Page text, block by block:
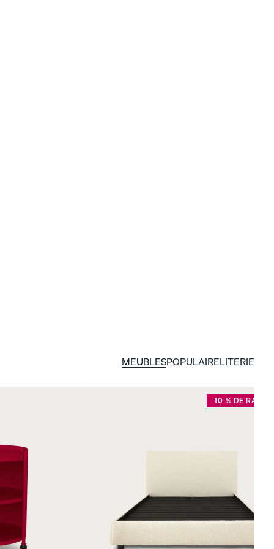
MEUBLESPOPULAIRELITERIE
10 % DE